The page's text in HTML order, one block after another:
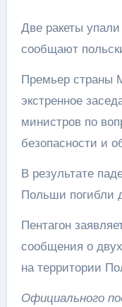
Две ракеты упали на территории Польши,
сообщают
Премьер страны
экстренное
министров по
безопасности и
В результате
Польши погибли
Пентагон
сообщения о
на территории
Официального